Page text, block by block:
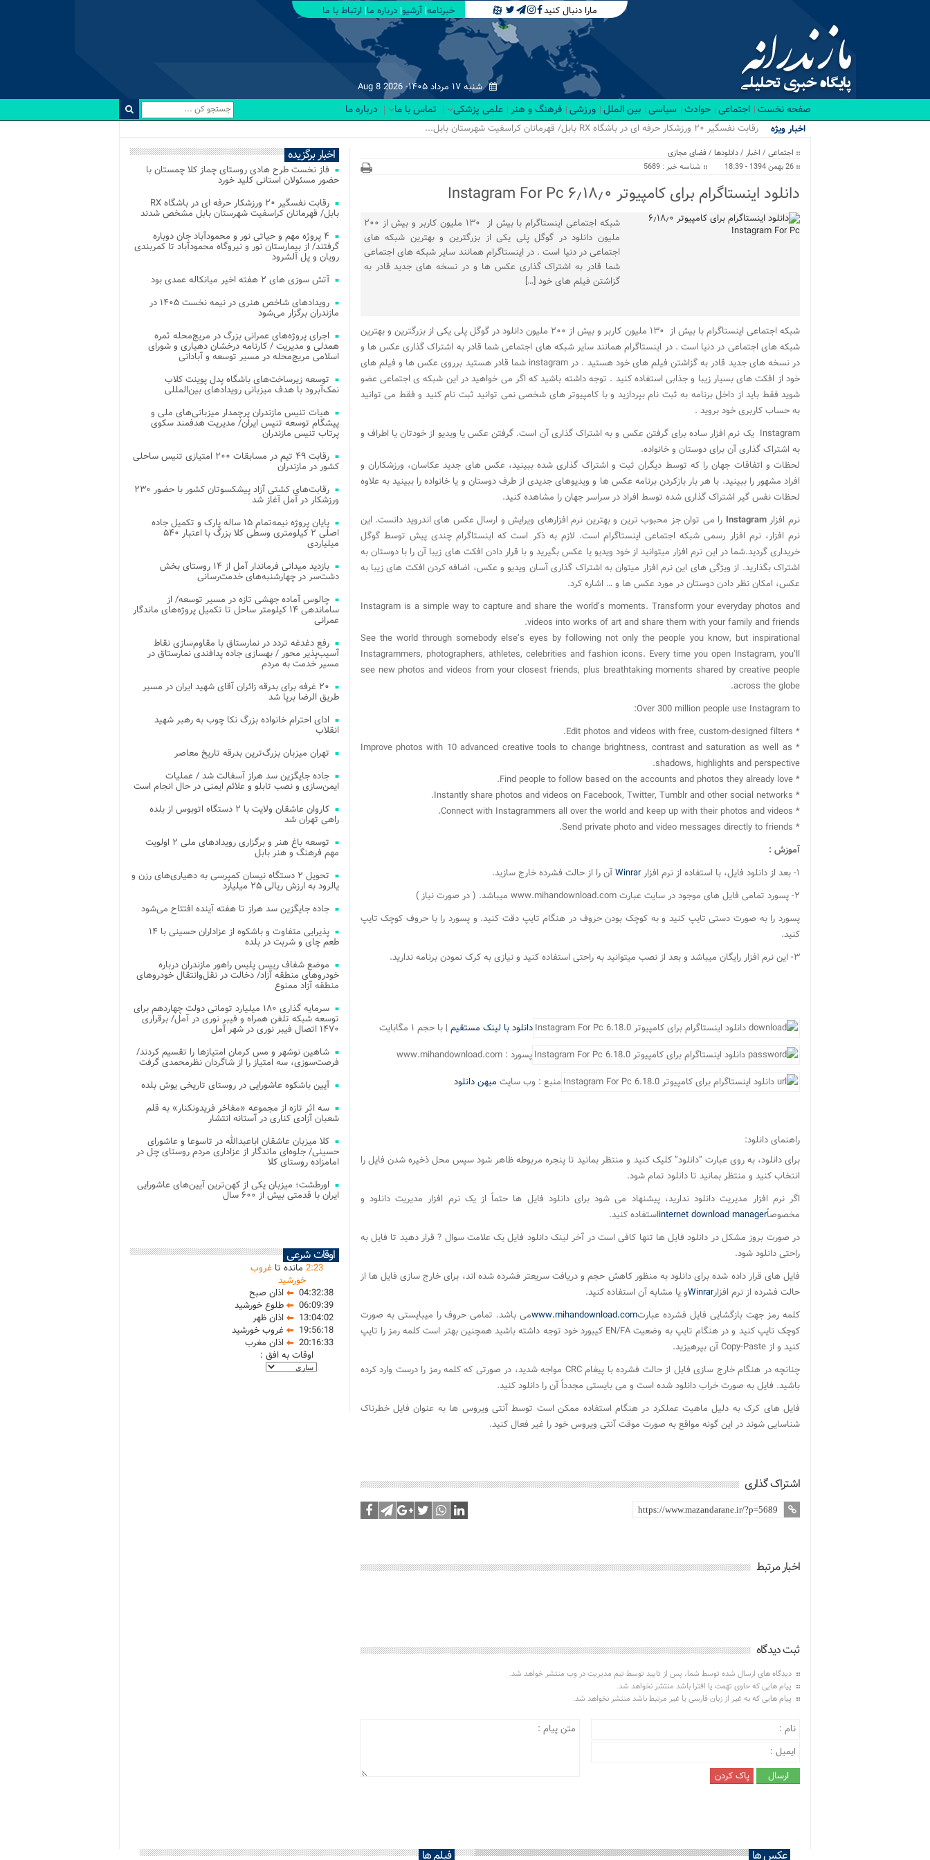
مارا دنبال کنید خبرنامه آرشیو درباره ما ارتباط با ما
شنبه ۱۷ مرداد ۱۴۰۵- Aug 8 2026
صفحه نخست اجتماعی حوادث سیاسی بین الملل ورزشی فرهنگ و هنر علمی پزشکی تماس با ما درباره ما
اخبار ویژه رقابت نفسگیر ۲۰ ورزشکار حرفه ای در باشگاه RX بابل/ قهرمانان کراسفیت شهرستان بابل...
اجتماعی / اخبار /دانلودها /فضای مجازی
26 بهمن 1394 - 18:39
شناسه خبر : 5689
دانلود اینستاگرام برای کامپیوتر ۶٫۱۸٫۰ Instagram For Pc
شبکه اجتماعی اینستاگرام با بیش از ۱۳۰ ملیون کاربر و بیش از ۲۰۰
ملیون دانلود در گوگل پلی یکی از بزرگترین و بهترین شبکه های
اجتماعی در دنیا است . در اینستاگرام همانند سایر شبکه های اجتماعی
شما قادر به اشتراک گذاری عکس ها و در نسخه های جدید قادر به
گزاشتن فیلم های خود […]
شبکه اجتماعی اینستاگرام با بیش از ۱۳۰ ملیون کاربر و بیش از ۲۰۰ ملیون دانلود در گوگل پلی یکی از بزرگترین و بهترین
شبکه های اجتماعی در دنیا است . در اینستاگرام همانند سایر شبکه های اجتماعی شما قادر به اشتراک گذاری عکس ها و
در نسخه های جدید قادر به گزاشتن فیلم های خود هستید . در instagram شما قادر هستید برروی عکس ها و فیلم های
خود از افکت های بسیار زیبا و جذابی استفاده کنید . توجه داشته باشید که اگر می خواهید در این شبکه ی اجتماعی عضو
شوید فقط باید از داخل برنامه به ثبت نام بپردازید و با کامپیوتر های شخصی نمی توانید ثبت نام کنید و فقط می توانید
به حساب کاربری خود بروید .
Instagram یک نرم افزار ساده برای گرفتن عکس و به اشتراک گذاری آن است.
گرفتن عکس یا ویدیو از خودتان یا اطراف و
به اشتراک گذاری آن برای دوستان وخانواده.
لحظات و اتفاقات جهان را که توسط دیگران ثبت و اشتراک گذاری شده ببینید، عکس های جدید عکاسان، ورزشکاران و
افراد مشهور را ببینید. با هر بار بازکردن برنامه عکس ها و ویدیوهای جدیدی از طرف دوستان و یا خانواده را ببینیدبه علاوه
لحظات نفس گیر اشتراک گذاری شده توسط افراد در سراسر جهان را مشاهده کنید.
نرم افزارInstagram را می توان جز محبوب ترین و بهترین نرم افزارهای ویرایش و ارسال عکس های اندروید دانست. این
نرم افزار، نرم افزار رسمی شبکه اجتماعی اینستاگرام است. لازم به ذکر است که اینستاگرام چندی پیش توسط گوگل
خریداری گردید.شما در این نرم افزار میتوانید از خود ویدیو یا عکس بگیرید و با قرار دادن افکت های زیبا آن را با دوستان به
اشتراک بگذارید. از ویژگی های این نرم افزار میتوان به اشتراک گذاری آسان ویدیو و عکس، اضافه کردن افکت های زیبا به
عکس، امکان نظر دادن دوستان در مورد عکس ها و … اشاره کرد.
Instagram is a simple way to capture and share the world’s moments. Transform your everyday photos and
videos into works of art and share them with your family and friends.
See the world through somebody else’s eyes by following not only the people you know, but inspirational
Instagrammers, photographers, athletes, celebrities and fashion icons. Every time you open Instagram, you’ll
see new photos and videos from your closest friends, plus breathtaking moments shared by creative people
across the globe.
Over 300 million people use Instagram to:
* Edit photos and videos with free, custom-designed filters.
* Improve photos with 10 advanced creative tools to change brightness, contrast and saturation as well as
shadows, highlights and perspective.
* Find people to follow based on the accounts and photos they already love.
* Instantly share photos and videos on Facebook, Twitter, Tumblr and other social networks.
* Connect with Instagrammers all over the world and keep up with their photos and videos.
* Send private photo and video messages directly to friends.
آموزش :
۱- بعد از دانلود فایل، با استفاده از نرم افزار
Winrarآن را از حالت فشرده خارج سازید.
۲- پسورد تمامی فایل های موجود در سایت عبارت www.mihandownload.com میباشد. ( در صورت نیاز )
پسورد را به صورت دستی تایپ کنید و به کوچک بودن حروف در هنگام تایپ دقت کنید. و پسورد را با حروف کوچک تایپ
کنید.
۳- این نرم افزار رایگان میباشد و بعد از نصب میتوانید به راحتی استفاده کنید و نیازی به کرک نمودن برنامه ندارید.
دانلود با لینک مستقیم | با حجم ۱ مگابایت
پسورد : www.mihandownload.com
منبع : وب سایت میهن دانلود
راهنمای دانلود:
برای دانلود، به روی عبارت “دانلود” کلیک کنید و منتظر بمانید تا پنجره مربوطه ظاهر شود سپس محل ذخیره شدن فایل را
انتخاب کنید و منتظر بمانید تا دانلود تمام شود.
اگر نرم افزار مدیریت دانلود ندارید، پیشنهاد می شود برای دانلود فایل ها حتماً از یک نرم افزار مدیریت دانلود و
مخصوصاًinternet download managerاستفاده کنید.
در صورت بروز مشکل در دانلود فایل ها تنها کافی است در آخر لینک دانلود فایل یک علامت سوال ? قرار دهید تا فایل به
راحتی دانلود شود.
فایل های قرار داده شده برای دانلود به منظور کاهش حجم و دریافت سریعتر فشرده شده اند، برای خارج سازی فایل ها از
حالت فشرده از نرم افزارWinrarو یا مشابه آن استفاده کنید.
کلمه رمز جهت بازگشایی فایل فشرده عبارتwww.mihandownload.comمی باشد. تمامی حروف را میبایستی به صورت
کوچک تایپ کنید و در هنگام تایپ به وضعیت EN/FA کیبورد خود توجه داشته باشید همچنین بهتر است کلمه رمز را تایپ
کنید و از Copy-Paste آن بپرهیزید.
چنانچه در هنگام خارج سازی فایل از حالت فشرده با پیغام CRC مواجه شدید، در صورتی که کلمه رمز را درست وارد کرده
باشید. فایل به صورت خراب دانلود شده است و می بایستی مجدداً آن را دانلود کنید.
فایل های کرک به دلیل ماهیت عملکرد در هنگام استفاده ممکن است توسط آنتی ویروس ها به عنوان فایل خطرناک
شناسایی شوند در این گونه مواقع به صورت موقت آنتی ویروس خود را غیر فعال کنید.
اشتراک گذاری
اخبار مرتبط
ثبت دیدگاه
دیدگاه های ارسال شده توسط شما، پس از تایید توسط تیم مدیریت در وب منتشر خواهد شد.
پیام هایی که حاوی تهمت یا افترا باشد منتشر نخواهد شد.
پیام هایی که به غیر از زبان فارسی یا غیر مرتبط باشد منتشر نخواهد شد.
اخبار برگزیده
فاز نخست طرح هادی روستای چماز کلا چمستان با
حضور مسئولان استانی کلید خورد
رقابت نفسگیر ۲۰ ورزشکار حرفه ای در باشگاه RX
بابل/ قهرمانان کراسفیت شهرستان بابل مشخص شدند
۴ پروژه مهم و حیاتی نور و محمودآباد جان دوباره
گرفتند/ از بیمارستان نور و نیروگاه محمودآباد تا کمربندی
رویان و پل آلشرود
آتش‌ سوزی‌ های ۲ هفته اخیر میانکاله عمدی بود
رویدادهای شاخص هنری در نیمه نخست ۱۴۰۵ در
مازندران برگزار می‌شود
اجرای پروژه‌های عمرانی بزرگ در مریج‌محله ثمره
همدلی و مدیریت / کارنامه درخشان دهیاری و شورای
اسلامی مریج‌محله در مسیر توسعه و آبادانی
توسعه زیرساخت‌های باشگاه پدل پوینت کلاب
نمک‌آبرود با هدف میزبانی رویدادهای بین‌المللی
هیات تنیس مازندران پرچمدار میزبانی‌های ملی و
پیشگام توسعه تنیس ایران/ مدیریت هدفمند سکوی
پرتاب تنیس مازندران
رقابت ۴۹ تیم در مسابقات ۲۰۰ امتیازی تنیس ساحلی
کشور در مازندران
رقابت‌های کشتی آزاد پیشکسوتان کشور با حضور ۲۳۰
ورزشکار در آمل آغاز شد
پایان پروژه نیمه‌تمام ۱۵ ساله پارک و تکمیل جاده
اصلی ۲ کیلومتری وسطی کلا بزرگ با اعتبار ۵۴۰
میلیاردی
بازدید میدانی فرماندار آمل از ۱۴ روستای بخش
دشت‌سر در چهارشنبه‌های خدمت‌رسانی
چالوس آماده جهشی تازه در مسیر توسعه/ از
ساماندهی ۱۴ کیلومتر ساحل تا تکمیل پروژه‌های ماندگار
عمرانی
رفع دغدغه تردد در نمارستاق با مقاوم‌سازی نقاط
آسیب‌پذیر محور / بهسازی جاده پدافندی نمارستاق در
مسیر خدمت به مردم
۲۰ غرفه برای بدرقه زائران آقای شهید ایران در مسیر
طریق الرضا برپا شد
ادای احترام خانواده بزرگ نکا چوب به رهبر شهید
انقلاب
تهران میزبان بزرگ‌ترین بدرقه تاریخ معاصر
جاده جایگزین سد هراز آسفالت شد / عملیات
ایمن‌سازی و نصب تابلو و علائم ایمنی در حال انجام است
کاروان عاشقان ولایت با ۲ دستگاه اتوبوس از بلده
راهی تهران شد
توسعه باغ هنر و برگزاری رویدادهای ملی ۲ اولویت
مهم فرهنگ و هنر بابل
تحویل ۲ دستگاه نیسان کمپرسی به دهیاری‌های رزن و
یالرود به ارزش ریالی ۲۵ میلیارد
جاده جایگزین سد هراز تا هفته آینده افتتاح می‌شود
پذیرایی متفاوت و باشکوه از عزاداران حسینی با ۱۴
طعم چای و شربت در بلده
موضع شفاف رییس پلیس راهور مازندران درباره
خودروهای منطقه آزاد/ دخالت در نقل‌وانتقال خودروهای
منطقه آزاد ممنوع
سرمایه گذاری ۱۸۰ میلیارد تومانی دولت چهاردهم برای
توسعه شبکه تلفن همراه و فیبر نوری در آمل/ برقراری
۱۴۷۰ اتصال فیبر نوری در شهر آمل
شاهین نوشهر و مس کرمان امتیازها را تقسیم کردند/
فرصت‌سوزی، سه امتیاز را از شاگردان نظرمحمدی گرفت
آیین باشکوه عاشورایی در روستای تاریخی یوش بلده
سه اثر تازه از مجموعه «مفاخر فریدونکنار» به قلم
شعبان آزادی کناری در آستانه انتشار
کلا میزبان عاشقان اباعبدالله در تاسوعا و عاشورای
حسینی/ جلوه‌ای ماندگار از عزاداری مردم روستای چل در
امامزاده روستای کلا
اورطشت؛ میزبان یکی از کهن‌ترین آیین‌های عاشورایی
ایران با قدمتی بیش از ۶۰۰ سال
اوقات شرعی
2:23 مانده تاغروب
خورشید
04:32:38
اذان صبح
06:09:39
طلوع خورشید
13:04:02
اذان ظهر
19:56:18
غروب خورشید
20:16:33
اذان مغرب
اوقات به افق :
عکس ها فیلم ها